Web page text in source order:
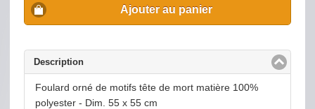
Ajouter au panier
Descriptionclick to collapse contents
Foulard orné de motifs tête de mort matière 100%
polyester - Dim. 55 x 55 cm